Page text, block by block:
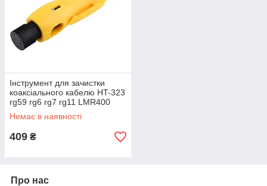
Інструмент для зачистки
коаксіального кабелю HT-323
rg59 rg6 rg7 rg11 LMR400
Немає в наявності
409 ₴
Про нас